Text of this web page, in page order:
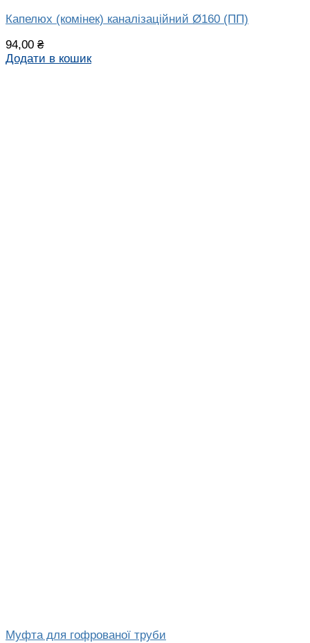
Капелюх (комінек) каналізаційний Ø160 (ПП)
94,00 ₴
Додати в кошик
Муфта для гофрованої труби